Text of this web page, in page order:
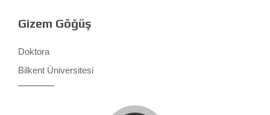
Gizem Göğüş
Doktora
Bilkent Üniversitesi